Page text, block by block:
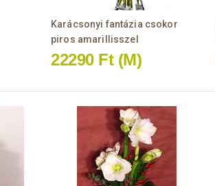
Karácsonyi fantázia csokor
piros amarillisszel
22290 Ft (M)